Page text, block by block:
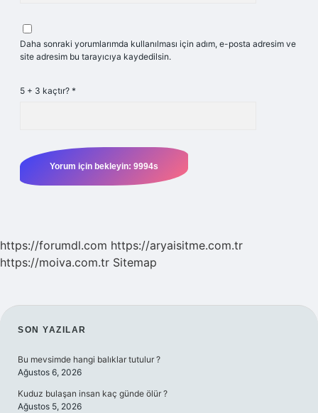
Daha sonraki yorumlarımda kullanılması için adım, e-posta adresim ve
site adresim bu tarayıcıya kaydedilsin.
5 + 3 kaçtır? *
https://forumdl.com https://aryaisitme.com.tr
https://moiva.com.tr Sitemap
SIDEBAR
SON YAZILAR
Bu mevsimde hangi balıklar tutulur ?
Ağustos 6, 2026
Kuduz bulaşan insan kaç günde ölür ?
Ağustos 5, 2026